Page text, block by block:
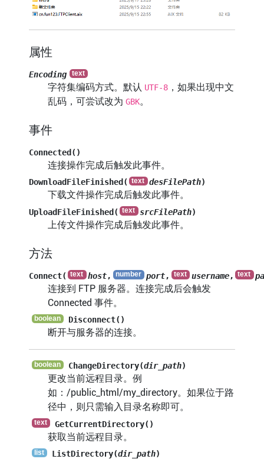
属性
Encoding
字符集编码方式。默认 UTF-8，如果出现中文
乱码，可尝试改为 GBK。
事件
Connected()
连接操作完成后触发此事件。
DownloadFileFinished( desFilePath)
下载文件操作完成后触发此事件。
UploadFileFinished( srcFilePath)
上传文件操作完成后触发此事件。
方法
Connect( host, port, username,
连接到 FTP 服务器。连接完成后会触发
Connected 事件。
Disconnect()
断开与服务器的连接。
ChangeDirectory(dir_path)
更改当前远程目录。例
如：/public_html/my_directory。如果位于路
径中，则只需输入目录名称即可。
GetCurrentDirectory()
获取当前远程目录。
ListDirectory(dir_path)